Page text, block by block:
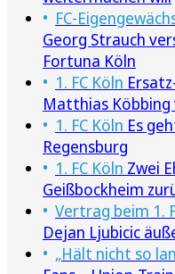
FC-
Georg Strauch
Fortuna Köln
1. FC Köln
Matthias
1. FC Köln Es
Regensburg
1. FC Köln Zwei
Geißbockheim
Vertrag beim 1.
Dejan Ljubicic
„Hält nicht so